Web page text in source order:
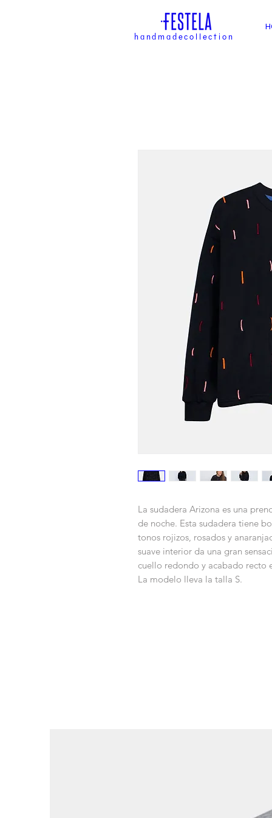
handmadecollection
La sudadera Arizona es una
de noche. Esta sudadera tiene
tonos rojizos, rosados y
suave interior da una gran
cuello redondo y acabado recto
La modelo lleva la talla S.